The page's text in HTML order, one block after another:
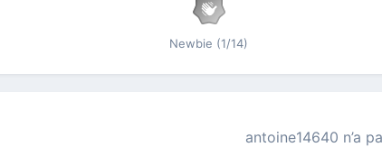
Newbie (1/14)
antoine14640 n’a